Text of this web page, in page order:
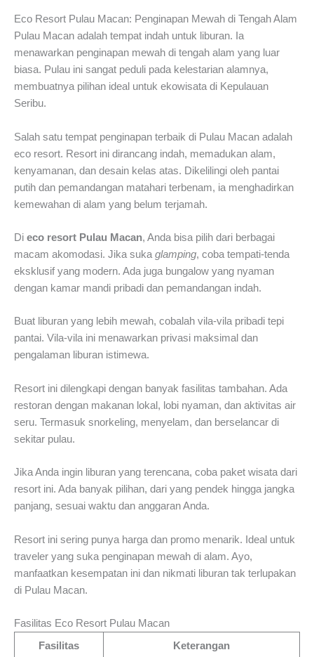
Eco Resort Pulau Macan: Penginapan Mewah di Tengah Alam
Pulau Macan adalah tempat indah untuk liburan. Ia
menawarkan penginapan mewah di tengah alam yang luar
biasa. Pulau ini sangat peduli pada kelestarian alamnya,
membuatnya pilihan ideal untuk ekowisata di Kepulauan
Seribu.
Salah satu tempat penginapan terbaik di Pulau Macan adalah
eco resort. Resort ini dirancang indah, memadukan alam,
kenyamanan, dan desain kelas atas. Dikelilingi oleh pantai
putih dan pemandangan matahari terbenam, ia menghadirkan
kemewahan di alam yang belum terjamah.
Di eco resort Pulau Macan, Anda bisa pilih dari berbagai
macam akomodasi. Jika suka glamping, coba tempati-tenda
eksklusif yang modern. Ada juga bungalow yang nyaman
dengan kamar mandi pribadi dan pemandangan indah.
Buat liburan yang lebih mewah, cobalah vila-vila pribadi tepi
pantai. Vila-vila ini menawarkan privasi maksimal dan
pengalaman liburan istimewa.
Resort ini dilengkapi dengan banyak fasilitas tambahan. Ada
restoran dengan makanan lokal, lobi nyaman, dan aktivitas air
seru. Termasuk snorkeling, menyelam, dan berselancar di
sekitar pulau.
Jika Anda ingin liburan yang terencana, coba paket wisata dari
resort ini. Ada banyak pilihan, dari yang pendek hingga jangka
panjang, sesuai waktu dan anggaran Anda.
Resort ini sering punya harga dan promo menarik. Ideal untuk
traveler yang suka penginapan mewah di alam. Ayo,
manfaatkan kesempatan ini dan nikmati liburan tak terlupakan
di Pulau Macan.
Fasilitas Eco Resort Pulau Macan
Fasilitas
Keterangan